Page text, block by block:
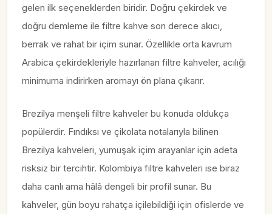
gelen ilk seçeneklerden biridir. Doğru çekirdek ve
doğru demleme ile filtre kahve son derece akıcı,
berrak ve rahat bir içim sunar. Özellikle orta kavrum
Arabica çekirdekleriyle hazırlanan filtre kahveler, acılığı
minimuma indirirken aromayı ön plana çıkarır.
Brezilya menşeli filtre kahveler bu konuda oldukça
popülerdir. Fındıksı ve çikolata notalarıyla bilinen
Brezilya kahveleri, yumuşak içim arayanlar için adeta
risksiz bir tercihtir. Kolombiya filtre kahveleri ise biraz
daha canlı ama hâlâ dengeli bir profil sunar. Bu
kahveler, gün boyu rahatça içilebildiği için ofislerde ve